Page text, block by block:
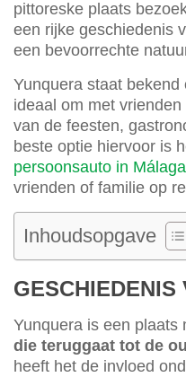
pittoreske plaats
een rijke geschiedenis
een bevoorrechte
Yunquera staat
ideaal om met
van de feesten,
beste optie hiervoor is
persoonsauto in Málaga
vrienden of familie op
Inhoudsopgave
GESCHIEDENIS
Yunquera is een plaats
die teruggaat tot de
heeft het de invloed